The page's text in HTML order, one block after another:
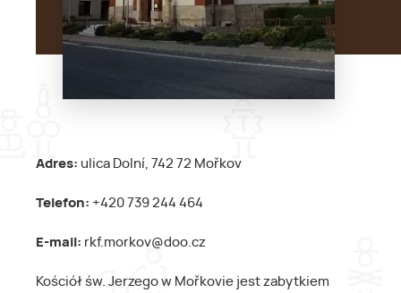
Adres: ulica Dolní, 742 72 Mořkov
Telefon: +420 739 244 464
E-mail: rkf.morkov@doo.cz
Kościół św. Jerzego w Mořkovie jest zabytkiem